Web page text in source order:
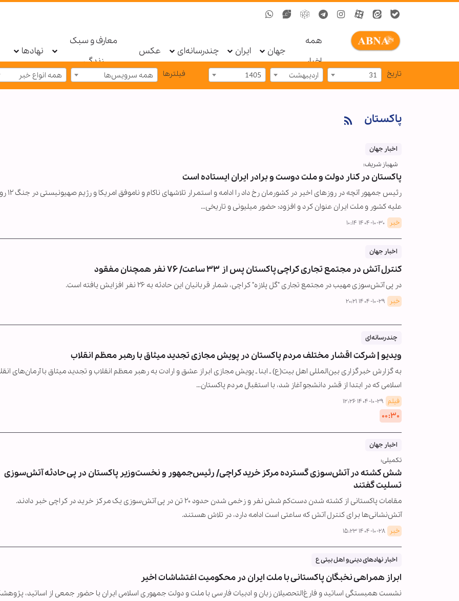
همه
اخبار
جهان ایران چندرسانه‌ای عکس
معارف و سبک
زندگی
نهادها
تاریخ 31 اردیبهشت 1405 فیلترها همه سرویس‌ها همه انواع خبر
پاکستان
اخبار جهان
شهباز شریف:
پاکستان در کنار دولت و ملت دوست و برادر ایران ایستاده است
رئیس جمهور آنچه در روزهای
علیه کشور و ملت ایران عنوان کرد و افزود: حضور میلیونی و تاریخی…
خبر ۱۴۰۴-۱۰-۳۰ ۱۰:۱۴
اخبار جهان
کنترل آتش در مجتمع تجاری کراچی پاکستان پس از ۳۳ ساعت/ ۷۶ نفر همچنان مفقود
در پی آتش‌سوزی مهیب در مجتمع تجاری "گل پلازه" کراچی، شمار قربانیان این حادثه به ۲۶ نفر افزایش یافته است.
خبر ۱۴۰۴-۱۰-۲۹ ۲۰:۲۱
چندرسانه‌ای
ویدیو | شرکت اقشار مختلف مردم پاکستان در پویش مجازی تجدید میثاق با رهبر معظم انقلاب
به گزارش خبرگزاری بین‌المللی اهل بیت(ع) ـ ابنا ـ پویش مجازی ابراز عشق و ارادت به رهبر معظم انقلاب و تجدید میثاق با آرمان‌های
اسلامی که در ابتدا از قشر دانشجو آغاز شد، با استقبال مردم پاکستان…
فیلم ۱۴۰۴-۱۰-۲۹ ۱۲:۲۶
۰۰:۳۰
اخبار جهان
تکمیلی؛
شش کشته در آتش‌سوزی گسترده مرکز خرید کراچی/ رئیس‌جمهور و نخست‌وزیر پاکستان در پی حادثه آتش‌سوزی
تسلیت گفتند
مقامات پاکستانی از کشته شدن دست‌کم شش نفر و زخمی شدن حدود ۲۰ تن در پی آتش‌سوزی یک مرکز خرید در کراچی خبر دادند.
آتش‌نشانی‌ها برای کنترل آتش که ساعتی است ادامه دارد، در تلاش هستند.
خبر ۱۴۰۴-۱۰-۲۸ ۱۵:۲۳
اخبار نهادهای دینی و اهل بیتی ع
ابراز همراهی نخبگان پاکستانی با ملت ایران در محکومیت اغتشاشات اخیر
نشست همبستگی اساتید و فارغ‌التحصیلان زبان و ادبیات فارسی با ملت و دولت جمهوری اسلامی ایران با حضور جمعی از اساتید،